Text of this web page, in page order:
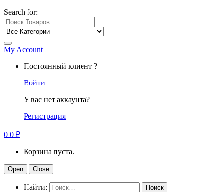
Search for:
My Account
Постоянный клиент ?
Войти
У вас нет аккаунта?
Регистрация
0 0 ₽
Корзина пуста.
Open Close
Найти: